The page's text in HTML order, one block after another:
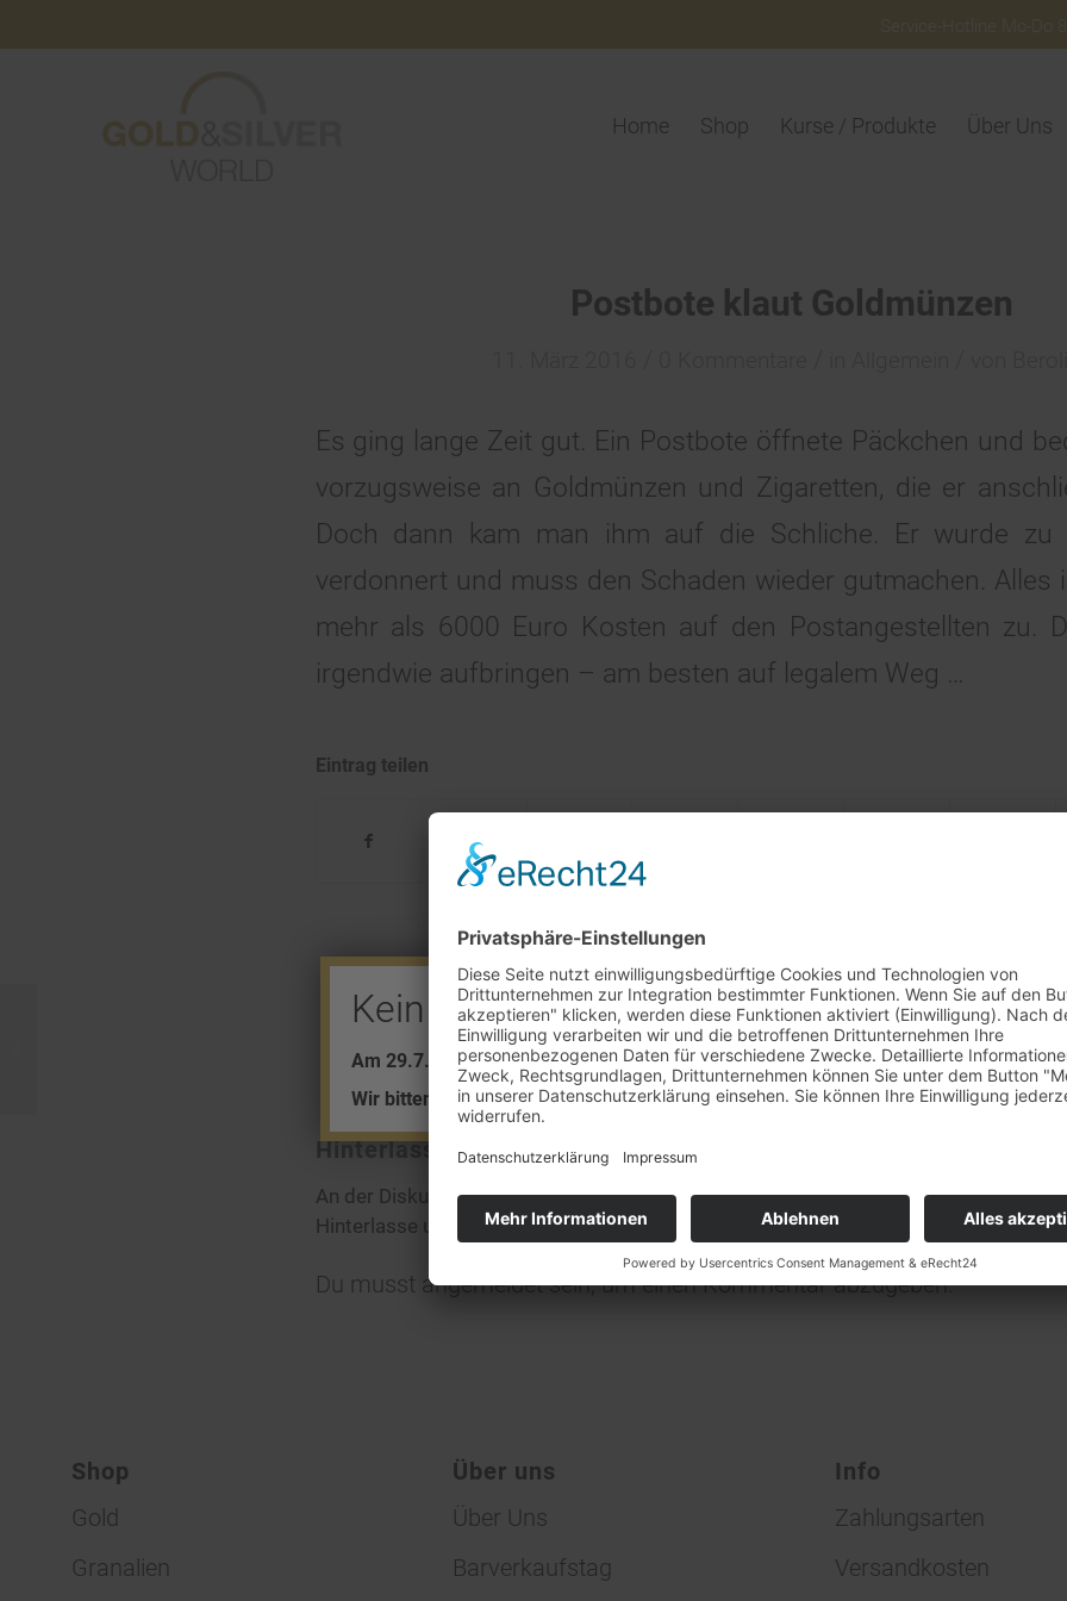
Service-Hotline Mo-Do
Home Shop Kurse / Produkte Über Uns
Postbote klaut Goldmünzen
Es ging lange Zeit gut. Ein Postbote öffnete Päckchen und
vorzugsweise an Goldmünzen und Zigaretten, die er
Doch dann kam man ihm auf die Schliche. Er wurde zu
verdonnert und muss den Schaden wieder gutmachen. Alles
mehr als 6000 Euro Kosten auf den Postangestellten zu.
irgendwie aufbringen – am besten auf legalem Weg …
Eintrag teilen
0
KOMMENTARE
Hinterlasse einen Kommentar
An der Diskussion beteiligen?
Hinterlasse uns deinen Kommentar!
Du musst angemeldetsein, um einen Kommentar abzugeben.
Shop
Gold
Granalien
Über uns
Über Uns
Barverkaufstag
Info
Zahlungsarten
Versandkosten
Kein Barverkaufstag am 29.7. + 5.8.
Am 29.7. + 5.8. findet unser Barverkaufstag in Rheinstetten leider nicht statt.
Wir bitten um Ihr Verständnis!